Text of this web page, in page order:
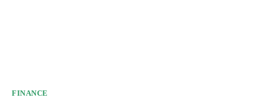
FINANCE